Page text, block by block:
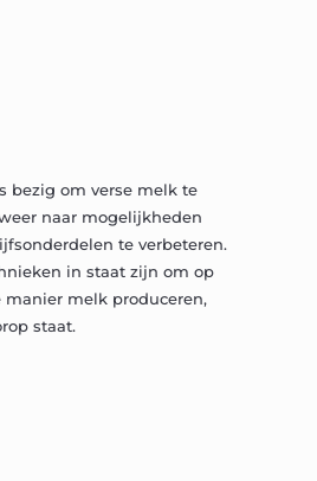
bezig om verse melk te
naar mogelijkheden
te verbeteren.
in staat zijn om op
melk produceren,
staat.